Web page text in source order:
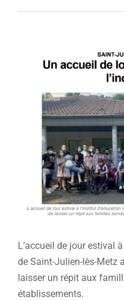
l'image
L’accueil de jour estival
de Saint-Julien-lès-Metz
laisser un répit aux
établissements.